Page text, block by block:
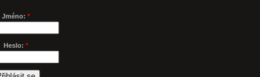
Jméno: *
Heslo: *